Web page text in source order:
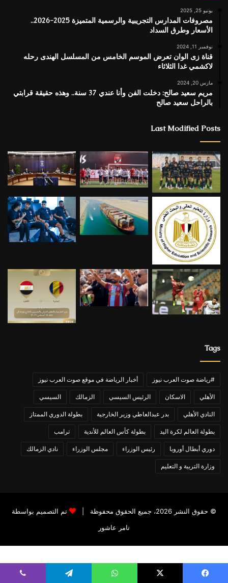
يونيو 25, 2025
مصروفات المدارس التجريبية والرسمية المتميزة 2025-2026..
الأسعار وطرق السداد
نوفمبر 11, 2024
قناة زى الوان تعرض الموسم الخامس من المسلسل الهندى رحله
لاكشمي غدا الثلاثاء
مارس 20, 2024
مريم سعيد صالح: دخلت الفن وأنا عندي 37 سنة.. وهذه حقيقة قرابتي
بالراحل سعيد صالح
Last Modified Posts
Tags
#رياضة صوت العرب نيوز أخبار الرياضة في موقع صوت العرب نيوز
الأهلي الاسكان الرئيس السيسي الزمالك السيسي
النادي الأهلي بدر عبدالعاطي وزير الخارجية بطولة الدوري الممتاز
بطولة العالم لكرة اليد بطولة كأس العالم للأندية ترامب
دوري أبطال أوروبا رئيس الوزراء مجلس الوزراء نادي الزمالك
وزارة التربية و التعليم
© حقوق النشر 2026، جميع الحقوق محفوظة |
تم التصميم بواسطة
تامر عاشور